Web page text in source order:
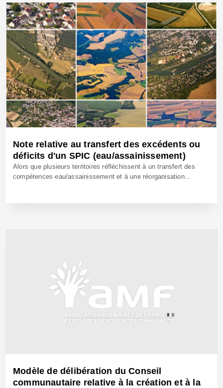
Note relative au transfert des excédents ou
déficits d'un SPIC (eau/assainissement)
Alors que plusieurs territoires réfléchissent à un transfert des
compétences eau/assainissement et à une réorganisation...
Modèle de délibération du Conseil
communautaire relative à la création et à la